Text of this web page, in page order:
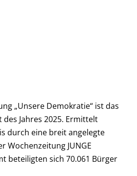
„Unsere Demokratie“ ist das
Jahres 2025. Ermittelt
durch eine breit angelegte
Wochenzeitung JUNGE
beteiligten sich 70.061 Bürger